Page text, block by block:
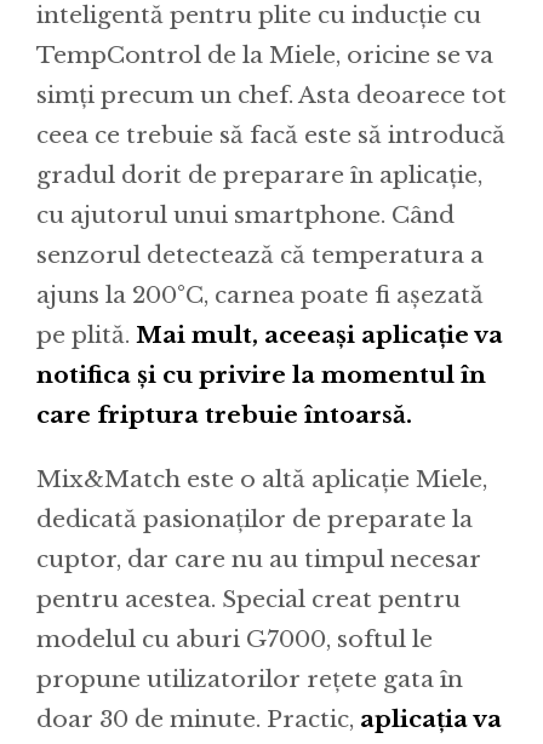
inteligentă pentru plite cu inducție cu
TempControl de la Miele, oricine se va
simți precum un chef. Asta deoarece tot
ceea ce trebuie să facă este să introducă
gradul dorit de preparare în aplicație,
cu ajutorul unui smartphone. Când
senzorul detectează că temperatura a
ajuns la 200°C, carnea poate fi așezată
pe plită. Mai mult, aceeași aplicație va
notifica și cu privire la momentul în
care friptura trebuie întoarsă.
Mix&Match este o altă aplicație Miele,
dedicată pasionaților de preparate la
cuptor, dar care nu au timpul necesar
pentru acestea. Special creat pentru
modelul cu aburi G7000, softul le
propune utilizatorilor rețete gata în
doar 30 de minute. Practic, aplicația va